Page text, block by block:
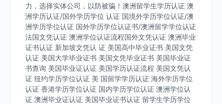
力，选择实体公司，以防被骗！澳洲留学生学历认证 澳
洲学历认证/国外学历学位 认证 国境外学历学位认证/澳
洲学历学位认证 国外学历学位认证书/澳洲留学学位认证
法国文凭认证 澳洲学位认证流程国外文凭认证 澳洲毕业
证书认证 新加坡文凭认 证 美国高中毕业证书 美国文凭
认证 美国大学毕业证书 美国文凭毕业证书 美国毕业证
书查询 美国毕业证认证 美国学历认证流程 美国文凭认
证 纽约学历学位认证 美 国留学学历认证 海外学历学位
认证 香港学历学位认证 国内学历学位认证 澳洲学位认
证 澳洲毕业证认证 美国毕业证书认证 留学生学历学位